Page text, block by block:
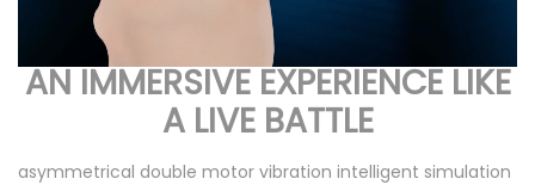
AN IMMERSIVE EXPERIENCE LIKE
A LIVE BATTLE
asymmetrical double motor vibration intelligent simulation